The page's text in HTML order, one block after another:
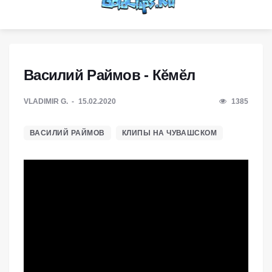
Василий Раймов - Кĕмĕл
VLADIMIR G. 15.02.2020 1385
ВАСИЛИЙ РАЙМОВ КЛИПЫ НА ЧУВАШСКОМ